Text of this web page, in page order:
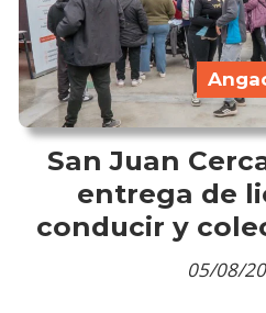
San Juan
entrega de
conducir y
05/08/